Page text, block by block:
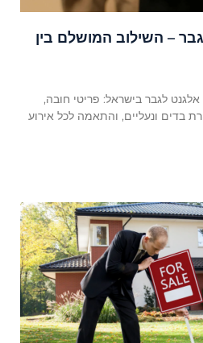
– השילוב המושלם בין
לגבר בישראל: פריטי חובה,
בדים ונעליים, והתאמה לכל אירוע